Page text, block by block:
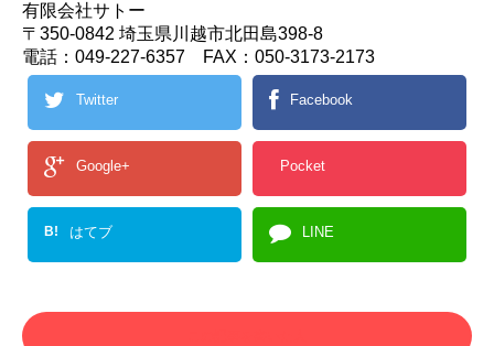
有限会社サトー
〒350-0842 埼玉県川越市北田島398-8
電話：049-227-6357 FAX：050-3173-2173
Twitter Facebook
Google+ Pocket
B! はてブ LINE